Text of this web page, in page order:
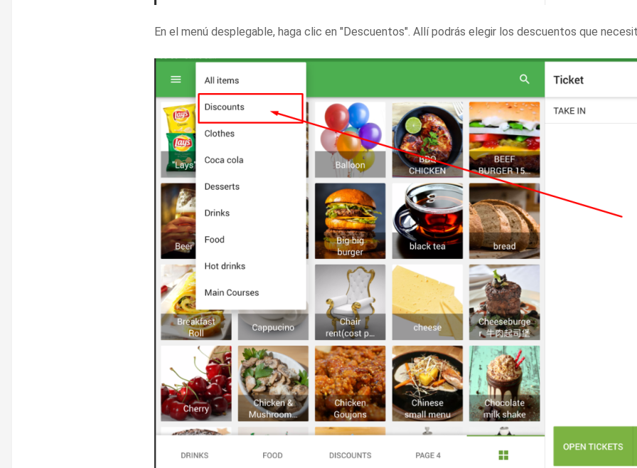
En el menú desplegable, haga clic en "Descuentos". Allí podrás elegir los descuentos que